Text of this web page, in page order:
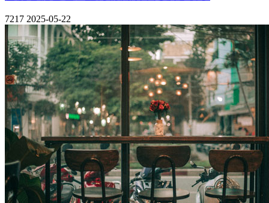
7217 2025-05-22